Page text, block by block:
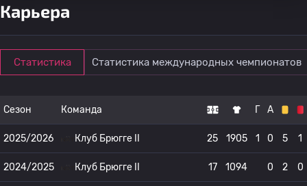
Карьера
Статистика Статистика международных чемпионатов
Сезон Команда Г А
2025/2026 Клуб Брюгге II 25 1905 1 0 5 1
2024/2025 Клуб Брюгге II 17 1094 0 2 0